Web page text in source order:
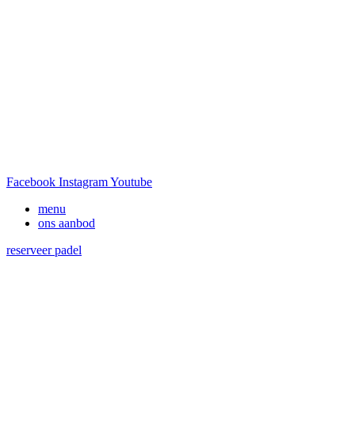
Facebook InstagramYoutube
menu
ons aanbod
reserveer padel